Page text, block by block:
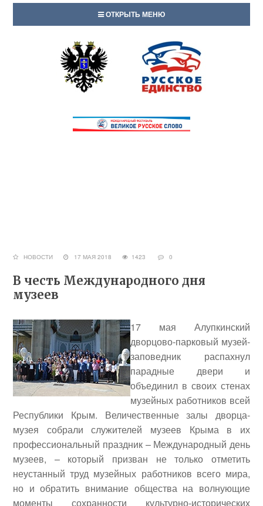
ОТКРЫТЬ МЕНЮ
НОВОСТИ 17 МАЯ 2018 1423 0
В честь Международного дня
музеев
17 мая Алупкинский
дворцово-парковый музей-
заповедник распахнул
парадные двери и
объединил в своих стенах
музейных работников всей
Республики Крым. Величественные залы дворца-
музея собрали служителей музеев Крыма в их
профессиональный праздник – Международный день
музеев, – который призван не только отметить
неустанный труд музейных работников всего мира,
но и обратить внимание общества на волнующие
моменты сохранности культурно-исторических